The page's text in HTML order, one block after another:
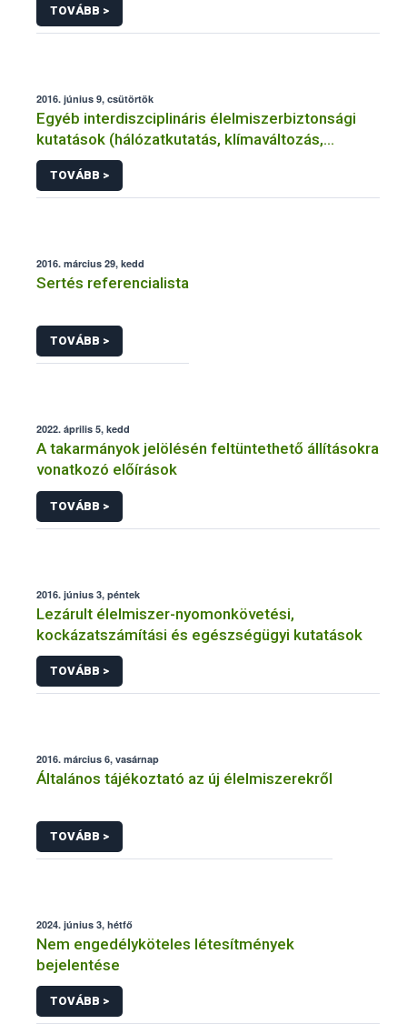
TOVÁBB >
2016. június 9, csütörtök
Egyéb interdiszciplináris élelmiszerbiztonsági
kutatások (hálózatkutatás, klímaváltozás,
járványtan) referencialistája
TOVÁBB >
2016. március 29, kedd
Sertés referencialista
TOVÁBB >
2022. április 5, kedd
A takarmányok jelölésén feltüntethető állításokra
vonatkozó előírások
TOVÁBB >
2016. június 3, péntek
Lezárult élelmiszer-nyomonkövetési,
kockázatszámítási és egészségügyi kutatások
TOVÁBB >
2016. március 6, vasárnap
Általános tájékoztató az új élelmiszerekről
TOVÁBB >
2024. június 3, hétfő
Nem engedélyköteles létesítmények
bejelentése
TOVÁBB >